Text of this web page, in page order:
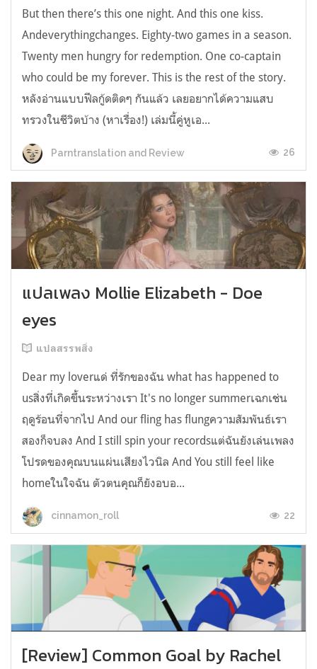
But then there’s this one night. And this one kiss.
Andeverythingchanges. Eighty-two games in a season.
Twenty men hungry for redemption. One co-captain
who could be my forever. This is the rest of the story.
หลังอ่านแบบฟีลกู้ดติดๆ กันแล้ว เลยอยากได้ความแสบ
ทรวงในชีวิตบ้าง (หาเรื่อง!) เล่มนี้คู่หูเอ...
Parntranslation and Review 26
แปลเพลง Mollie Elizabeth - Doe
eyes
แปลสรรพสิ่ง
Dear my loverแด่ ที่รักของฉัน what has happened to
usสิ่งที่เกิดขึ้นระหว่างเรา It's no longer summerเฉกเช่น
ฤดูร้อนที่จากไป And our fling has flungความสัมพันธ์เรา
สองก็จบลง And I still spin your recordsแต่ฉันยังเล่นเพลง
โปรดของคุณบนแผ่นเสียงไวนิล And You still feel like
homeในใจฉัน ตัวตนคุณก็ยังอบอ...
cinnamon_roll 22
[Review] Common Goal by Rachel